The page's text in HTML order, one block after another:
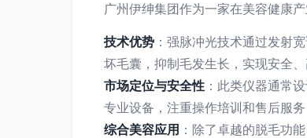
广州伊绅集团作为一家在美容健康
技术优势 ：强脉冲光技术通过发射
坏毛囊，抑制毛发生长，实现安全
市场定位与安全性 ：此类仪器通常
专业设备，注重操作培训和售后服
综合美容应用 ：除了卓越的脱毛功